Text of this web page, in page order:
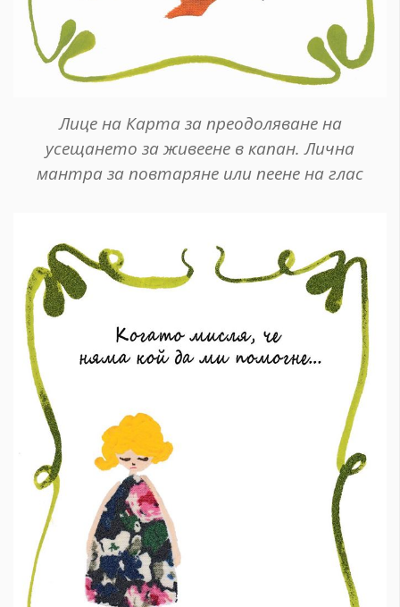
Лице на Карта за преодоляване на
усещането за живеене в капан. Лична
мантра за повтаряне или пеене на глас